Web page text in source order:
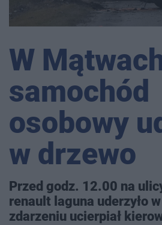
W
samochód
osobowy
w drzewo
Przed godz. 12.00 na
renault laguna uderzyło
zdarzeniu ucierpiał